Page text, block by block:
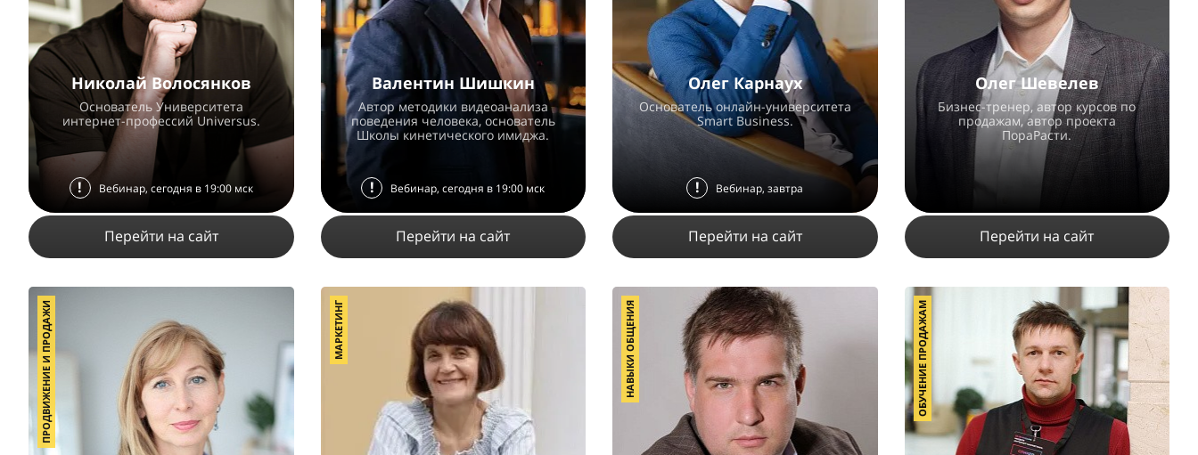
Николай Волосянков
Основатель Университета
интернет-профессий Universus.
1719
ПОДРОБНЕЕ
! Вебинар, сегодня в 19:00 мск
Перейти на сайт
Валентин Шишкин
Автор методики видеоанализа
поведения человека, основатель
Школы кинетического имиджа.
58635 12
ПОДРОБНЕЕ
! Вебинар, сегодня в 19:00 мск
Перейти на сайт
Олег Карнаух
Основатель онлайн-университета
Smart Business.
42480 91 4
ПОДРОБНЕЕ
! Вебинар, завтра
Перейти на сайт
Олег Шевелев
Бизнес-тренер, автор курсов по
продажам, автор проекта
ПораРасти.
29501 48 1
ПОДРОБНЕЕ
Перейти на сайт
ПРОДВИЖЕНИЕ И ПРОДАЖИ МАРКЕТИНГ НАВЫКИ ОБЩЕНИЯ ОБУЧЕНИЕ ПРОДАЖАМ